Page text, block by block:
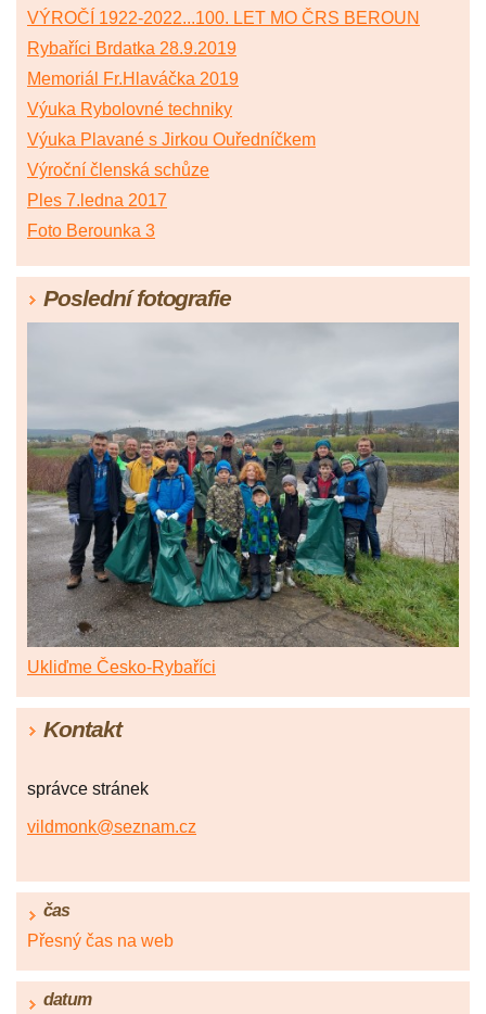
VÝROČÍ 1922-2022...100. LET MO ČRS BEROUN
Rybaříci Brdatka 28.9.2019
Memoriál Fr.Hlaváčka 2019
Výuka Rybolovné techniky
Výuka Plavané s Jirkou Ouředníčkem
Výroční členská schůze
Ples 7.ledna 2017
Foto Berounka 3
Poslední fotografie
Ukliďme Česko-Rybaříci
Kontakt
správce stránek
vildmonk@seznam.cz
čas
Přesný čas na web
datum